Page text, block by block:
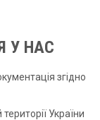
У НАС
згідно
України